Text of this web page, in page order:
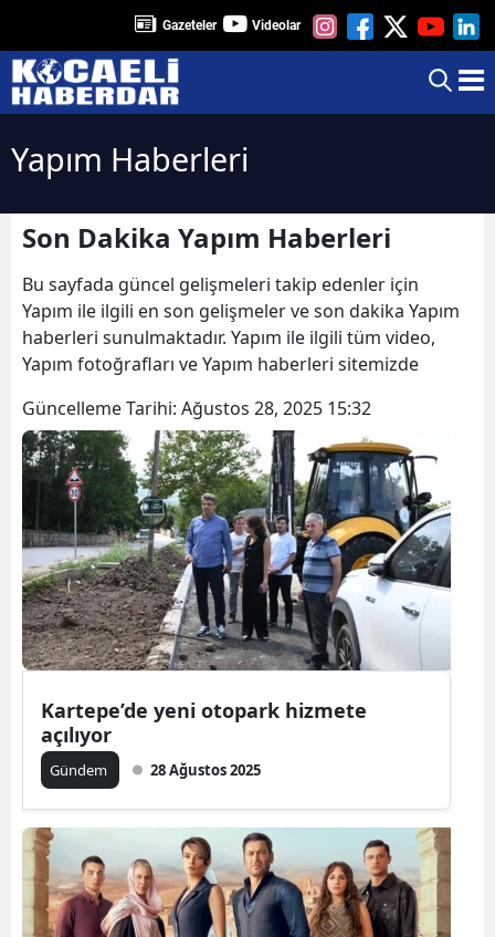
Gazeteler Videolar
Yapım Haberleri
Son Dakika Yapım Haberleri
Bu sayfada güncel gelişmeleri takip edenler için
Yapım ile ilgili en son gelişmeler ve son dakika Yapım
haberleri sunulmaktadır. Yapım ile ilgili tüm video,
Yapım fotoğrafları ve Yapım haberleri sitemizde
Güncelleme Tarihi: Ağustos 28, 2025 15:32
Kartepe’de yeni otopark hizmete
açılıyor
Gündem 28 Ağustos 2025